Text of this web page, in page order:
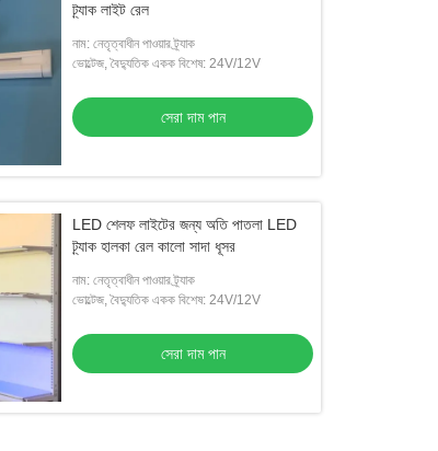
ট্র্যাক লাইট রেল
নাম: নেতৃত্বাধীন পাওয়ার ট্র্যাক
ভোল্টেজ, বৈদ্যুতিক একক বিশেষ: 24V/12V
সেরা দাম পান
LED শেলফ লাইটের জন্য অতি পাতলা LED
ট্র্যাক হালকা রেল কালো সাদা ধূসর
নাম: নেতৃত্বাধীন পাওয়ার ট্র্যাক
ভোল্টেজ, বৈদ্যুতিক একক বিশেষ: 24V/12V
সেরা দাম পান